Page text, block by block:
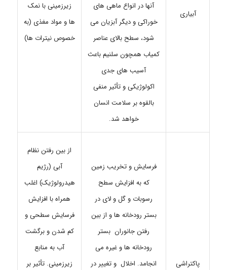
آبیاری
آنها در انواع ماهی های
خوراکی و دیگر آبزیان می
شود، سطح بالای عناصر
کمیاب همچون سلنیم باعث
آسیب های جدی
اکولوژیکی و تأثیر منفی
بالقوه بر سلامت انسان
خواهد شد.
زیرزمینی با نمک
ها و مواد مغذی (به
خصوص نیترات ها)
پاکتراشی
فرسایش و تخریب زمین
که به افزایش سطح
رسوبات و گل و لای در
بستر رودخانه ها و از بین
رفتن جانوران بستر
رودخانه ها و غیره می
انجامد. اخلال و تغییر در
از بین رفتن نظام
آبی (رژیم
هیدرولوژیک) اغلب
همراه با افزایش
فرسایش سطحی و
کم شدن و برگشت
آب به منابع
زیرزمینی. تأثیر بر